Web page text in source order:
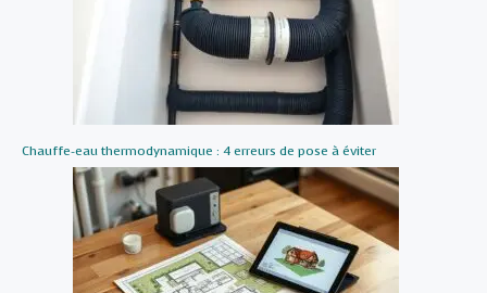
Chauffe-eau thermodynamique : 4 erreurs de pose à éviter